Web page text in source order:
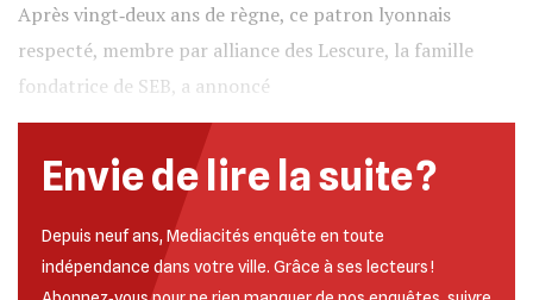
Après vingt‐deux ans de règne, ce patron lyonnais
respecté, membre par alliance des Lescure, la famille
fondatrice de SEB, a annoncé
Envie de lire la suite ?
Depuis neuf ans, Mediacités enquête en toute
indépendance dans votre ville. Grâce à ses lecteurs !